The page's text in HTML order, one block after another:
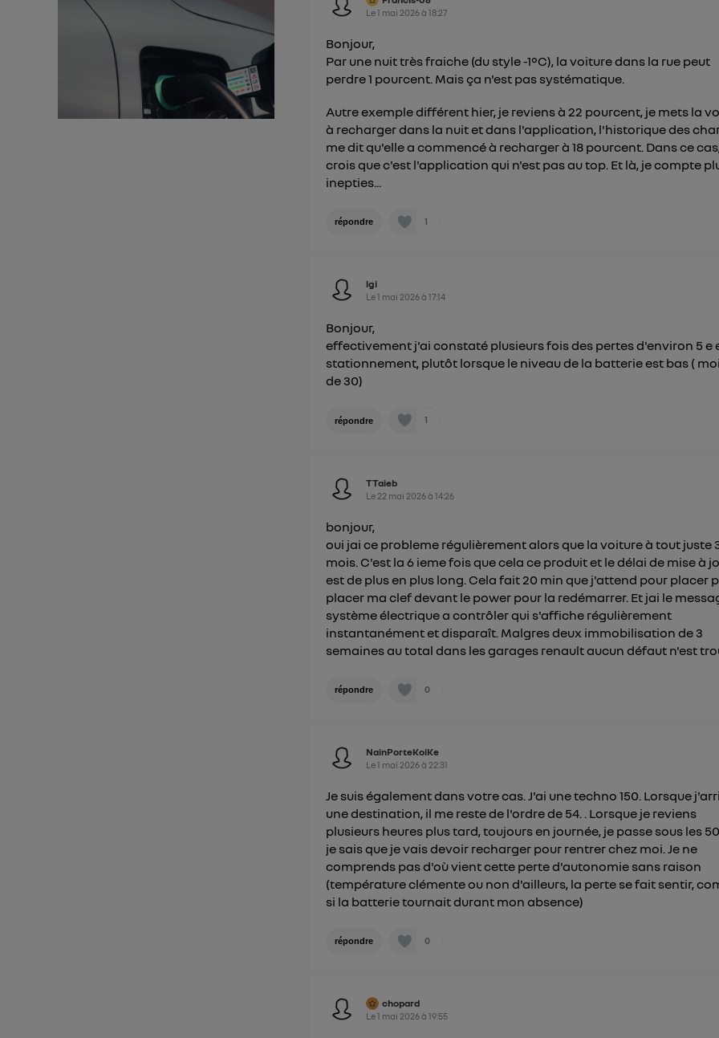
Le1 mai 2026à18:27
Bonjour,
Par une nuit très fraiche (du style -1°C), la voiture dans la rue peut
perdre 1 pourcent. Mais ça n'est pas systématique.
Autre exemple différent hier, je reviens à 22 pourcent, je mets la
à recharger dans la nuit et dans l'application, l'historique des
me dit qu'elle a commencé à recharger à 18 pourcent. Dans ce
crois que c'est l'application qui n'est pas au top. Et là, je compte
inepties...
répondre 1
lgi
Le1 mai 2026à17:14
Bonjour,
effectivement j'ai constaté plusieurs fois des pertes d'environ 5 e
stationnement, plutôt lorsque le niveau de la batterie est bas (
de 30)
répondre 1
TTaieb
Le 22 mai 2026à14:26
bonjour,
oui jai ce probleme régulièrement alors que la voiture à tout juste
mois. C'est la 6 ieme fois que cela ce produit et le délai de mise à
est de plus en plus long. Cela fait 20 min que j'attend pour placer
placer ma clef devant le power pour la redémarrer. Et jai le
système électrique a contrôler qui s'affiche régulièrement
instantanément et disparaît. Malgres deux immobilisation de 3
semaines au total dans les garages renault aucun défaut n'est
répondre 0
NainPorteKoiKe
Le1 mai 2026à 22:31
Je suis également dans votre cas. J'ai une techno 150. Lorsque
une destination, il me reste de l'ordre de 54. . Lorsque je reviens
plusieurs heures plus tard, toujours en journée, je passe sous les
je sais que je vais devoir recharger pour rentrer chez moi. Je ne
comprends pas d'où vient cette perte d'autonomie sans raison
(température clémente ou non d'ailleurs, la perte se fait sentir,
si la batterie tournait durant mon absence)
répondre 0
chopard
Le1 mai 2026à19:55
utilisant la même connexion et ayant consenties se verront
Pour uneconnexion foyer
ayant consentis.
Pour uneconnexion mobile, la personnalisation sera basée uniquement sur la navigation
Vous pouvez à tout moment retirer ce consentement surle portail
") ou via la page « gérer Utiq » en bas de ce site.
d'informations, veuillez consulterla Politique d'information sur les
personnelles d'Utiq.